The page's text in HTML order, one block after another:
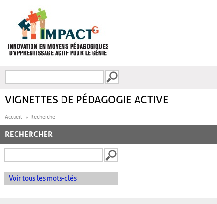
FORMULAIRE DE
VIGNETTES DE PÉDAGOGIE ACTIVE
Accueil Recherche
RECHERCHER
Voir tous les mots-clés